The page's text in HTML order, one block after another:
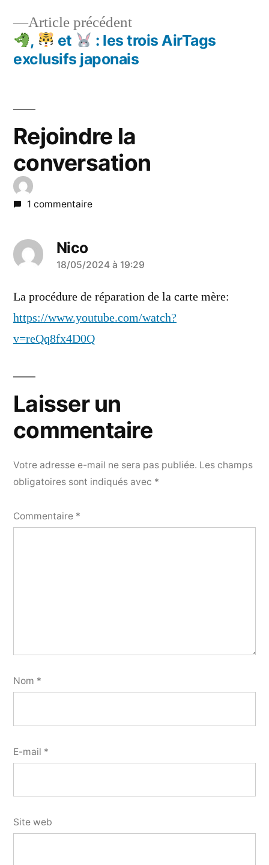
l’article
Article précédentArticle
précédent :
, et
: les trois AirTags
exclusifs japonais
Rejoindre la
conversation
1 commentaire
Nico
a
dit :
18/05/2024 à 19:29
La procédure de réparation de la carte mère:
https://www.youtube.com/watch?
v=reQq8fx4D0Q
Laisser un
commentaire
Votre adresse e-mail ne sera pas publiée. Les champs
obligatoires sont indiqués avec *
Commentaire *
Nom *
E-mail *
Site web